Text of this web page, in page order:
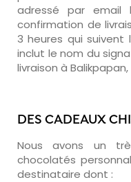
adressé par
confirmation de
3 heures qui suivent
inclut le nom du
livraison à
DES CADEAUX
Nous avons un
chocolatés
destinataire dont :